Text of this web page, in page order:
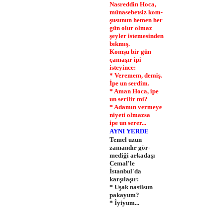
Nasreddin Hoca,
münasebetsiz kom­
şusunun hemen her
gün olur olmaz
şeyler istemesinden
bıkmış.
Komşu bir gün
çamaşır ipi
isteyince:
* Veremem, demiş.
İpe un serdim.
* Aman Hoca, ipe
un serilir mi?
* Adamın vermeye
niyeti olmazsa
ipe un serer...
AYNI YERDE
Temel uzun
zamandır gör­
mediği arkadaşı
Cemal'le
İstanbul'da
karşılaşır:
* Uşak nasilsun
pakayum?
* İyiyum...